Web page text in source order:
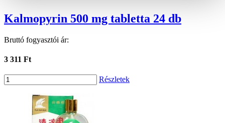
Kalmopyrin 500 mg tabletta 24 db
Bruttó fogyasztói ár:
3 311 Ft
Részletek